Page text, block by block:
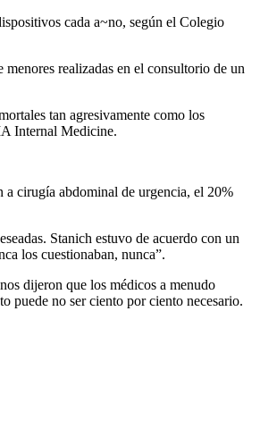
cada a~no, según el Colegio
realizadas en el consultorio de un
tan agresivamente como los
Internal Medicine.
a cirugía abdominal de urgencia, el 20%
Stanich estuvo de acuerdo con un
los cuestionaban, nunca”.
dijeron que los médicos a menudo
puede no ser ciento por ciento necesario.